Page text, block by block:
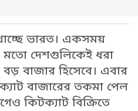
ভারত। একসময়
মতো দেশগুলিকেই ধরা
বাজার হিসেবে। এবার
বাজারের তকমা পেল
কিটক্যাট বিক্রিতে